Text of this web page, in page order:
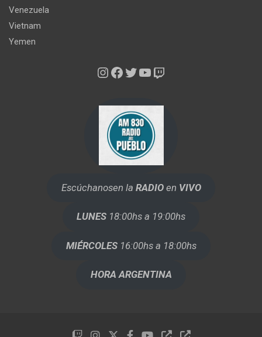
Venezuela
Vietnam
Yemen
Instagram
Facebook
Twitter
YouTube
Twitch
Escúchanosen la RADIOen VIVO
LUNES 18:00hs a 19:00hs
MIÉRCOLES16:00hs a 18:00hs
HORA ARGENTINA